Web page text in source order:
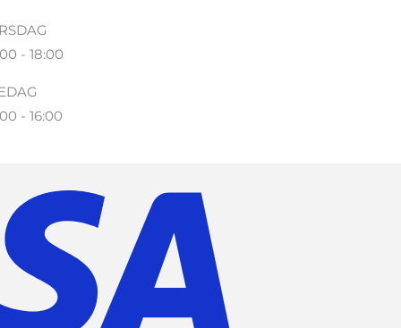
- 18:00
- 16:00